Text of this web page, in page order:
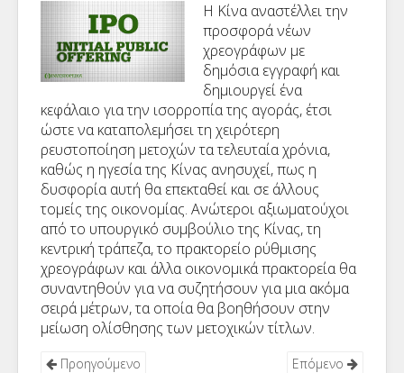
Η Κίνα αναστέλλει την
προσφορά νέων
χρεογράφων με
δημόσια εγγραφή και
δημιουργεί ένα
κεφάλαιο για την ισορροπία της αγοράς, έτσι
ώστε να καταπολεμήσει τη χειρότερη
ρευστοποίηση μετοχών τα τελευταία χρόνια,
καθώς η ηγεσία της Κίνας ανησυχεί, πως η
δυσφορία αυτή θα επεκταθεί και σε άλλους
τομείς της οικονομίας. Ανώτεροι αξιωματούχοι
από το υπουργικό συμβούλιο της Κίνας, τη
κεντρική τράπεζα, το πρακτορείο ρύθμισης
χρεογράφων και άλλα οικονομικά πρακτορεία θα
συναντηθούν για να συζητήσουν για μια ακόμα
σειρά μέτρων, τα οποία θα βοηθήσουν στην
μείωση ολίσθησης των μετοχικών τίτλων.
Προηγούμενο Επόμενο